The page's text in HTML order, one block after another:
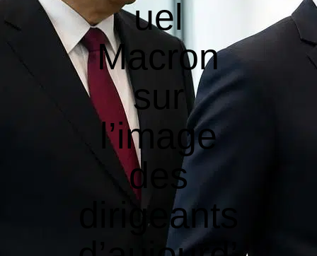
uel
Macron
sur
l’image
des
dirigeants